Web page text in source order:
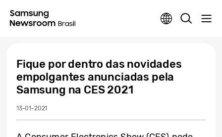
Fique por dentro das novidades
empolgantes anunciadas pela
Samsung na CES 2021
13-01-2021